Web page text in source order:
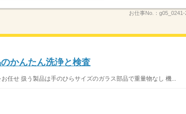
お仕事No.：
かんたん洗浄と検査
任せ 扱う製品は手のひらサイズのガラス部品で重量物なし 機...